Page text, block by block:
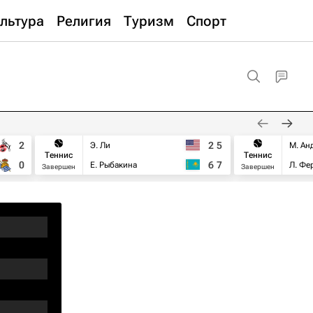
Религия Туризм Спорт
2
0
Теннис
Завершен
Э. Ли
Е. Рыбакина
2 5
6 7
Теннис
Завершен
М.
Л.